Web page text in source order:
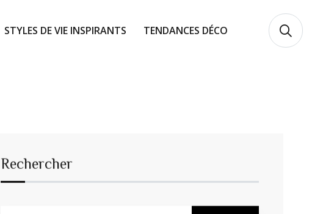
STYLES DE VIE INSPIRANTS TENDANCES DÉCO
Rechercher